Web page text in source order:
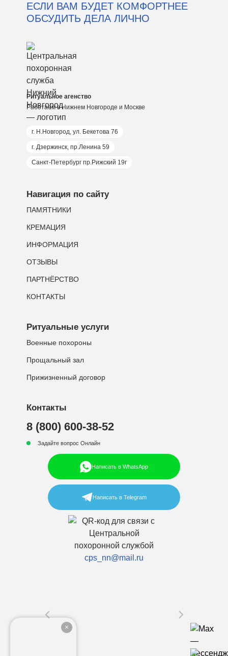
ЕСЛИ ВАМ БУДЕТ КОМФОРТНЕЕ
ОБСУДИТЬ ДЕЛА ЛИЧНО
Ритуальное агенство
Работаем в Нижнем Новгороде и Москве
г. Н.Новгород, ул. Бекетова 76
г. Дзержинск, пр.Ленина 59
Санкт-Петербург пр.Рижский 19г
Навигация по сайту
ПАМЯТНИКИ
КРЕМАЦИЯ
ИНФОРМАЦИЯ
ОТЗЫВЫ
ПАРТНЁРСТВО
КОНТАКТЫ
Ритуальные услуги
Военные похороны
Прощальный зал
Прижизненный договор
Контакты
8 (800) 600-38-52
Задайте вопрос Онлайн
Написать в WhatsApp
Написать в Telegram
cps_nn@mail.ru